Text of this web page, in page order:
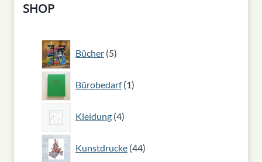
SHOP
Bücher 5
5
Produkte
Bürobedarf 1
1
Produkt
Kleidung 4
4
Produkte
Kunstdrucke 44
44
Produkte